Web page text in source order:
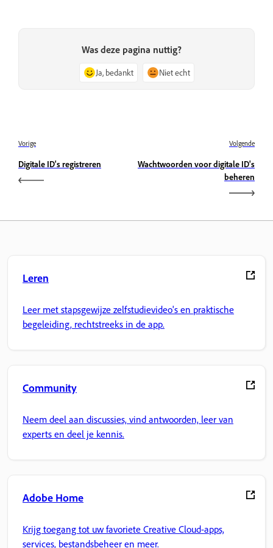
Was deze pagina nuttig?
Ja, bedankt Niet echt
Vorige
Digitale ID's registreren
Volgende
Wachtwoorden voor digitale ID's
beheren
Leren
Leer met stapsgewijze zelfstudievideo's en praktische
begeleiding, rechtstreeks in de app.
Community
Neem deel aan discussies, vind antwoorden, leer van
experts en deel je kennis.
Adobe Home
Krijg toegang tot uw favoriete Creative Cloud-apps,
services, bestandsbeheer en meer.